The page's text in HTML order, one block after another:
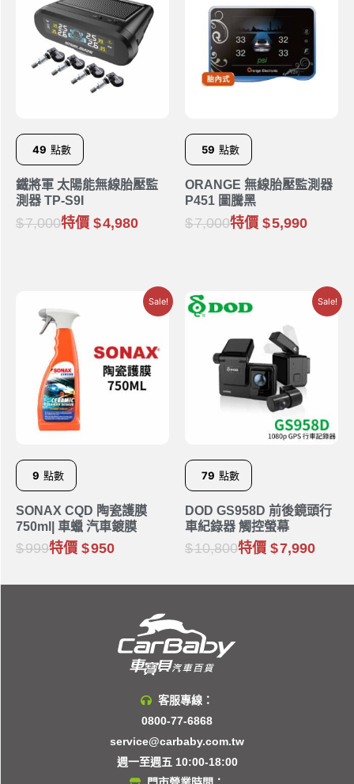
49 點數
鐵將軍 太陽能無線胎壓監
測器 TP-S9I
7,000特價 4,980
59 點數
ORANGE 無線胎壓監測器
P451 圖騰黑
7,000特價 5,990
Sale!
9 點數
SONAX CQD 陶瓷護膜
750ml| 車蠟 汽車鍍膜
999特價 950
Sale!
79 點數
DOD GS958D 前後鏡頭行
車紀錄器 觸控螢幕
10,800特價 7,990
客服專線：
0800-77-6868
service@carbaby.com.tw
週一至週五 10:00-18:00